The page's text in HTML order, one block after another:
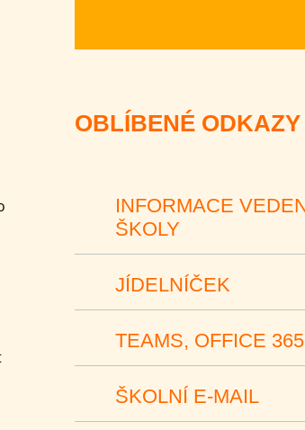
OBLÍBENÉ ODKAZY
INFORMACE
ŠKOLY
JÍDELNÍČEK
TEAMS, OFFICE 365
ŠKOLNÍ E-MAIL